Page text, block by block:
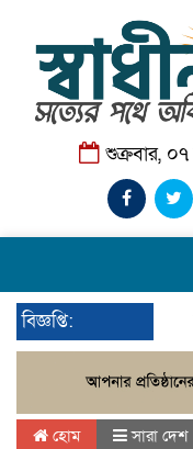
শুক্রবার,
বিজ্ঞপ্তি:
হোম সারা দেশ